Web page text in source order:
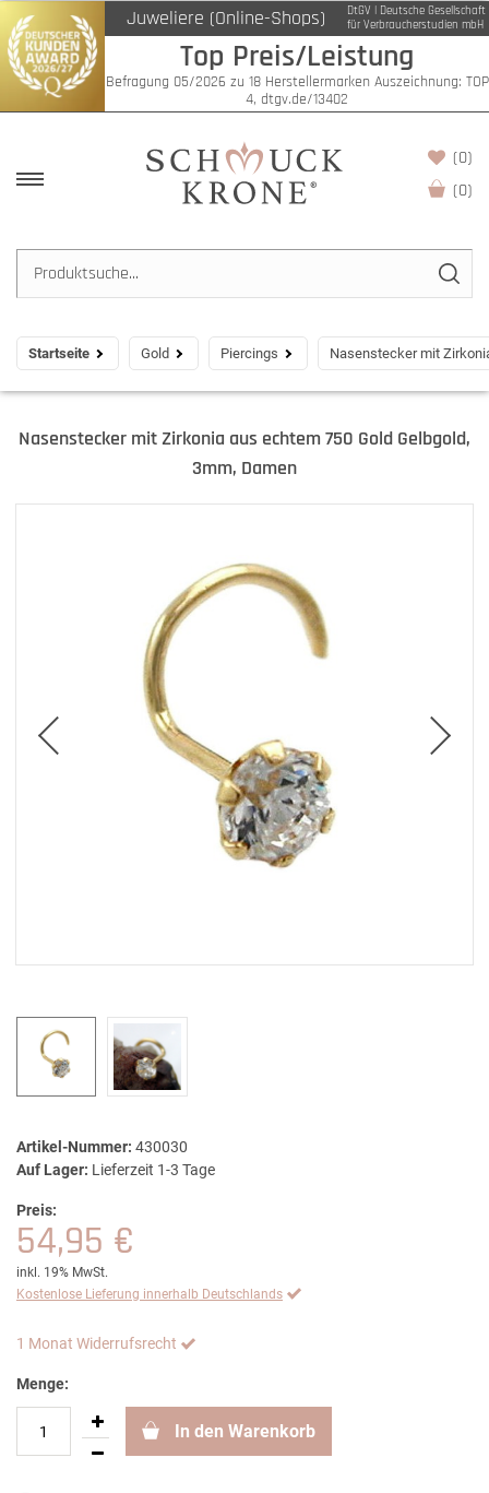
Juweliere (Online-Shops)
DtGV | Deutsche Gesellschaft
für Verbraucherstudien mbH
Top Preis/Leistung
Befragung 05/2026 zu 18 Herstellermarken Auszeichnung: TOP
4, dtgv.de/13402
(0)
(0)
Startseite Gold Piercings Nasenstecker mit
Nasenstecker mit Zirkonia aus echtem 750 Gold Gelbgold,
3mm, Damen
Artikel-Nummer: 430030
Auf Lager: Lieferzeit 1-3 Tage
Preis:
54,95 €
inkl. 19% MwSt.
Kostenlose Lieferung innerhalb Deutschlands
1 Monat Widerrufsrecht
Menge:
In den Warenkorb